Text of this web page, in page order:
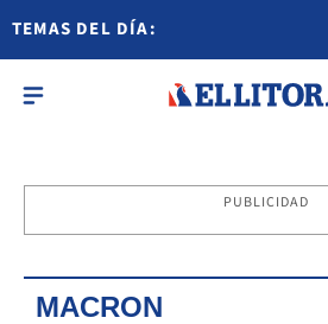
TEMAS DEL DÍA:
PUBLICIDAD
MACRON